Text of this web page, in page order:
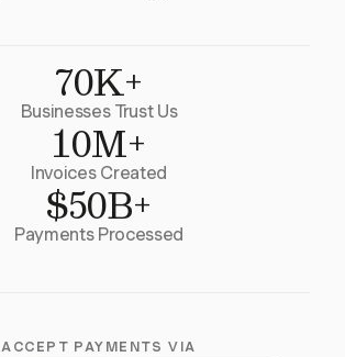
70K+
Businesses Trust Us
10M+
Invoices Created
$50B+
Payments Processed
ACCEPT PAYMENTS VIA